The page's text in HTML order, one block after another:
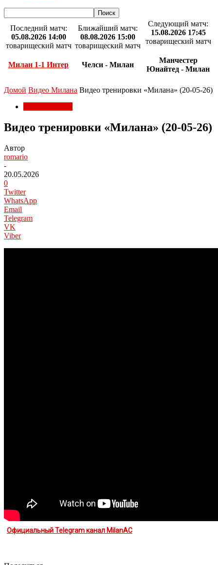
Последний матч:
05.08.2026 14:00
товарищеский матч
Милан 1-1 Интер
Ближайший матч:
08.08.2026 15:00
товарищеский матч
Челси - Милан
Следующий матч:
15.08.2026 17:45
товарищеский матч
Манчестер
Юнайтед - Милан
Домой Видео Милана Видео тренировки «Милана» (20-05-26)
Видео тренировки «Милана» (20-05-26)
Автор
romario
-
20.05.2026
0
Twitter
WhatsApp
Email
Telegram
VK
Viber
Официальный Telegram канал MilanAC